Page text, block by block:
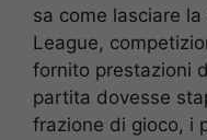
sa come lasciare
League,
fornito prestazioni
partita dovesse
frazione di gioco, i